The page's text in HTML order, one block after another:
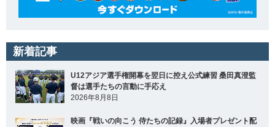
新着記事
U12アジア選手権開幕を翌日に控え公式練習 桑田真澄監
督は選手たちの言動に手応え
2026年8月8日
映画『戦いの向こう 侍たちの記録』入場者プレゼント配